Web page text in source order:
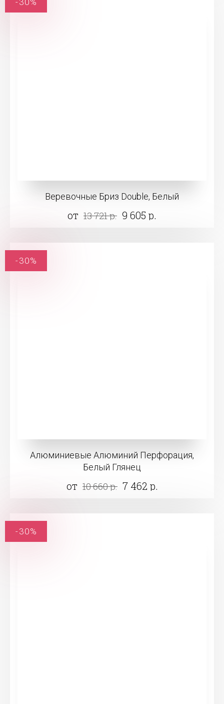
Веревочные Бриз Double, Белый
от 13 721 р. 9 605 р.
Алюминиевые Алюминий Перфорация,
Белый Глянец
от 10 660 р. 7 462 р.
-30%
-30%